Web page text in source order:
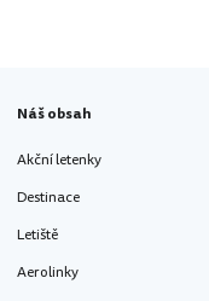
Náš obsah
Akční letenky
Destinace
Letiště
Aerolinky